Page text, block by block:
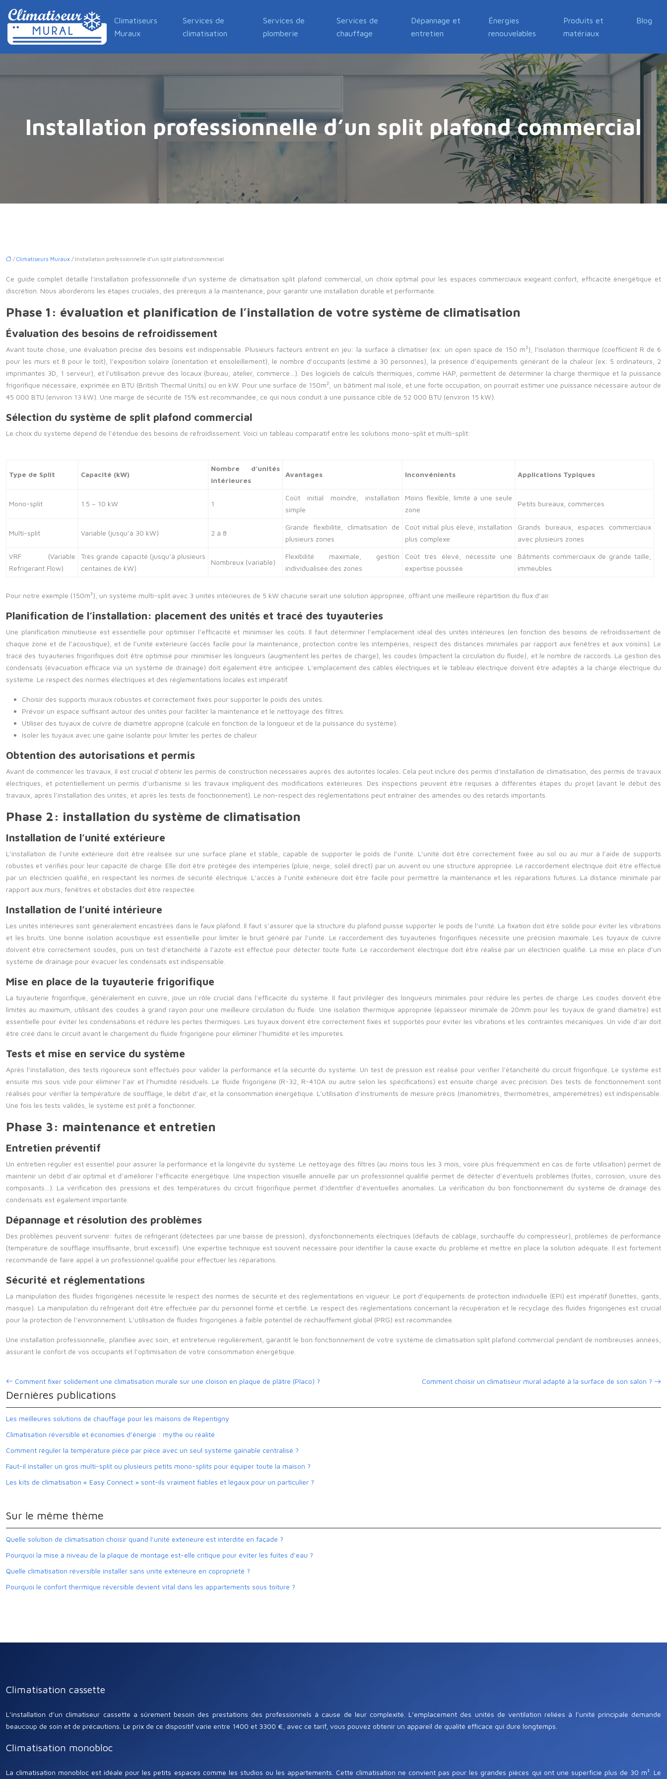
Climatiseurs
Muraux
Services de
climatisation
Services de
plomberie
Services de
chauffage
Dépannage et
entretien
Énergies
renouvelables
Produits et
matériaux
Blog
Installation professionnelle d’un split plafond commercial
/Climatiseurs Muraux / Installation professionnelle d’un split plafond commercial
Ce guide complet détaille l’installation professionnelle d’un système de climatisation split plafond commercial, un choix optimal pour les espaces commerciaux exigeant confort, efficacité énergétique et
discrétion. Nous aborderons les étapes cruciales, des prérequis à la maintenance, pour garantir une installation durable et performante.
Phase 1: évaluation et planification de l’installation de votre système de climatisation
Évaluation des besoins de refroidissement
Avant toute chose, une évaluation précise des besoins est indispensable. Plusieurs facteurs entrent en jeu: la surface à climatiser (ex: un open space de 150 m²), l’isolation thermique (coefficient R de 6
pour les murs et 8 pour le toit), l’exposition solaire (orientation et ensoleillement), le nombre d’occupants (estimé à 30 personnes), la présence d’équipements générant de la chaleur (ex: 5 ordinateurs, 2
imprimantes 3D, 1 serveur), et l’utilisation prévue des locaux (bureau, atelier, commerce…). Des logiciels de calculs thermiques, comme HAP, permettent de déterminer la charge thermique et la puissance
frigorifique nécessaire, exprimée en BTU (British Thermal Units) ou en kW. Pour une surface de 150m², un bâtiment mal isolé, et une forte occupation, on pourrait estimer une puissance nécessaire autour de
45 000 BTU (environ 13 kW). Une marge de sécurité de 15% est recommandée, ce qui nous conduit à une puissance cible de 52 000 BTU (environ 15 kW).
Sélection du système de split plafond commercial
Le choix du système dépend de l’étendue des besoins de refroidissement. Voici un tableau comparatif entre les solutions mono-split et multi-split:
Type de Split Capacité (kW)
Nombre d’unités
intérieures
Avantages Inconvénients Applications Typiques
Mono-split 1.5 – 10 kW 1
Coût initial moindre, installation
simple
Moins flexible, limité à une seule
zone
Petits bureaux, commerces
Multi-split Variable (jusqu’à 30 kW) 2 à 8
Grande flexibilité, climatisation de
plusieurs zones
Coût initial plus élevé, installation
plus complexe
Grands bureaux, espaces commerciaux
avec plusieurs zones
VRF (Variable
Refrigerant Flow)
Très grande capacité (jusqu’à plusieurs
centaines de kW)
Nombreux (variable)
Flexibilité maximale, gestion
individualisée des zones
Coût très élevé, nécessite une
expertise poussée
Bâtiments commerciaux de grande taille,
immeubles
Pour notre exemple (150m²), un système multi-split avec 3 unités intérieures de 5 kW chacune serait une solution appropriée, offrant une meilleure répartition du flux d’air.
Planification de l’installation: placement des unités et tracé des tuyauteries
Une planification minutieuse est essentielle pour optimiser l’efficacité et minimiser les coûts. Il faut déterminer l’emplacement idéal des unités intérieures (en fonction des besoins de refroidissement de
chaque zone et de l’acoustique), et de l’unité extérieure (accès facile pour la maintenance, protection contre les intempéries, respect des distances minimales par rapport aux fenêtres et aux voisins). Le
tracé des tuyauteries frigorifiques doit être optimisé pour minimiser les longueurs (augmentent les pertes de charge), les coudes (impactent la circulation du fluide), et le nombre de raccords. La gestion des
condensats (évacuation efficace via un système de drainage) doit également être anticipée. L’emplacement des câbles électriques et le tableau électrique doivent être adaptés à la charge électrique du
système. Le respect des normes électriques et des réglementations locales est impératif.
Choisir des supports muraux robustes et correctement fixés pour supporter le poids des unités.
Prévoir un espace suffisant autour des unités pour faciliter la maintenance et le nettoyage des filtres.
Utiliser des tuyaux de cuivre de diamètre approprié (calculé en fonction de la longueur et de la puissance du système).
Isoler les tuyaux avec une gaine isolante pour limiter les pertes de chaleur.
Obtention des autorisations et permis
Avant de commencer les travaux, il est crucial d’obtenir les permis de construction nécessaires auprès des autorités locales. Cela peut inclure des permis d’installation de climatisation, des permis de travaux
électriques, et potentiellement un permis d’urbanisme si les travaux impliquent des modifications extérieures. Des inspections peuvent être requises à différentes étapes du projet (avant le début des
travaux, après l’installation des unités, et après les tests de fonctionnement). Le non-respect des réglementations peut entraîner des amendes ou des retards importants.
Phase 2: installation du système de climatisation
Installation de l’unité extérieure
L’installation de l’unité extérieure doit être réalisée sur une surface plane et stable, capable de supporter le poids de l’unité. L’unité doit être correctement fixée au sol ou au mur à l’aide de supports
robustes et vérifiés pour leur capacité de charge. Elle doit être protégée des intempéries (pluie, neige, soleil direct) par un auvent ou une structure appropriée. Le raccordement électrique doit être effectué
par un électricien qualifié, en respectant les normes de sécurité électrique. L’accès à l’unité extérieure doit être facile pour permettre la maintenance et les réparations futures. La distance minimale par
rapport aux murs, fenêtres et obstacles doit être respectée.
Installation de l’unité intérieure
Les unités intérieures sont généralement encastrées dans le faux plafond. Il faut s’assurer que la structure du plafond puisse supporter le poids de l’unité. La fixation doit être solide pour éviter les vibrations
et les bruits. Une bonne isolation acoustique est essentielle pour limiter le bruit généré par l’unité. Le raccordement des tuyauteries frigorifiques nécessite une précision maximale. Les tuyaux de cuivre
doivent être correctement soudés, puis un test d’étanchéité à l’azote est effectué pour détecter toute fuite. Le raccordement électrique doit être réalisé par un électricien qualifié. La mise en place d’un
système de drainage pour évacuer les condensats est indispensable.
Mise en place de la tuyauterie frigorifique
La tuyauterie frigorifique, généralement en cuivre, joue un rôle crucial dans l’efficacité du système. Il faut privilégier des longueurs minimales pour réduire les pertes de charge. Les coudes doivent être
limités au maximum, utilisant des coudes à grand rayon pour une meilleure circulation du fluide. Une isolation thermique appropriée (épaisseur minimale de 20mm pour les tuyaux de grand diamètre) est
essentielle pour éviter les condensations et réduire les pertes thermiques. Les tuyaux doivent être correctement fixés et supportés pour éviter les vibrations et les contraintes mécaniques. Un vide d’air doit
être créé dans le circuit avant le chargement du fluide frigorigène pour éliminer l’humidité et les impuretés.
Tests et mise en service du système
Après l’installation, des tests rigoureux sont effectués pour valider la performance et la sécurité du système. Un test de pression est réalisé pour vérifier l’étanchéité du circuit frigorifique. Le système est
ensuite mis sous vide pour éliminer l’air et l’humidité résiduels. Le fluide frigorigène (R-32, R-410A ou autre selon les spécifications) est ensuite chargé avec précision. Des tests de fonctionnement sont
réalisés pour vérifier la température de soufflage, le débit d’air, et la consommation énergétique. L’utilisation d’instruments de mesure précis (manomètres, thermomètres, ampèremètres) est indispensable.
Une fois les tests validés, le système est prêt à fonctionner.
Phase 3: maintenance et entretien
Entretien préventif
Un entretien régulier est essentiel pour assurer la performance et la longévité du système. Le nettoyage des filtres (au moins tous les 3 mois, voire plus fréquemment en cas de forte utilisation) permet de
maintenir un débit d’air optimal et d’améliorer l’efficacité énergétique. Une inspection visuelle annuelle par un professionnel qualifié permet de détecter d’éventuels problèmes (fuites, corrosion, usure des
composants…). La vérification des pressions et des températures du circuit frigorifique permet d’identifier d’éventuelles anomalies. La vérification du bon fonctionnement du système de drainage des
condensats est également importante.
Dépannage et résolution des problèmes
Des problèmes peuvent survenir: fuites de réfrigérant (détectées par une baisse de pression), dysfonctionnements électriques (défauts de câblage, surchauffe du compresseur), problèmes de performance
(température de soufflage insuffisante, bruit excessif). Une expertise technique est souvent nécessaire pour identifier la cause exacte du problème et mettre en place la solution adéquate. Il est fortement
recommandé de faire appel à un professionnel qualifié pour effectuer les réparations.
Sécurité et réglementations
La manipulation des fluides frigorigènes nécessite le respect des normes de sécurité et des réglementations en vigueur. Le port d’équipements de protection individuelle (EPI) est impératif (lunettes, gants,
masque). La manipulation du réfrigérant doit être effectuée par du personnel formé et certifié. Le respect des réglementations concernant la récupération et le recyclage des fluides frigorigènes est crucial
pour la protection de l’environnement. L’utilisation de fluides frigorigènes à faible potentiel de réchauffement global (PRG) est recommandée.
Une installation professionnelle, planifiée avec soin, et entretenue régulièrement, garantit le bon fonctionnement de votre système de climatisation split plafond commercial pendant de nombreuses années,
assurant le confort de vos occupants et l’optimisation de votre consommation énergétique.
Comment fixer solidement une climatisation murale sur une cloison en plaque de plâtre (Placo) ? Comment choisir un climatiseur mural adapté à la surface de son salon ?
Dernières publications
Les meilleures solutions de chauffage pour les maisons de Repentigny
Climatisation réversible et économies d’énergie : mythe ou réalité
Comment réguler la température pièce par pièce avec un seul système gainable centralisé ?
Faut-il installer un gros multi-split ou plusieurs petits mono-splits pour équiper toute la maison ?
Les kits de climatisation « Easy Connect » sont-ils vraiment fiables et légaux pour un particulier ?
Sur le même thème
Quelle solution de climatisation choisir quand l’unité extérieure est interdite en façade ?
Pourquoi la mise à niveau de la plaque de montage est-elle critique pour éviter les fuites d’eau ?
Quelle climatisation réversible installer sans unité extérieure en copropriété ?
Pourquoi le confort thermique réversible devient vital dans les appartements sous toiture ?
Climatisation cassette
L’installation d’un climatiseur cassette a sûrement besoin des prestations des professionnels à cause de leur complexité. L’emplacement des unités de ventilation reliées à l’unité principale demande
beaucoup de soin et de précautions. Le prix de ce dispositif varie entre 1400 et 3300 €, avec ce tarif, vous pouvez obtenir un appareil de qualité efficace qui dure longtemps.
Climatisation monobloc
La climatisation monobloc est idéale pour les petits espaces comme les studios ou les appartements. Cette climatisation ne convient pas pour les grandes pièces qui ont une superficie plus de 30 m². Le